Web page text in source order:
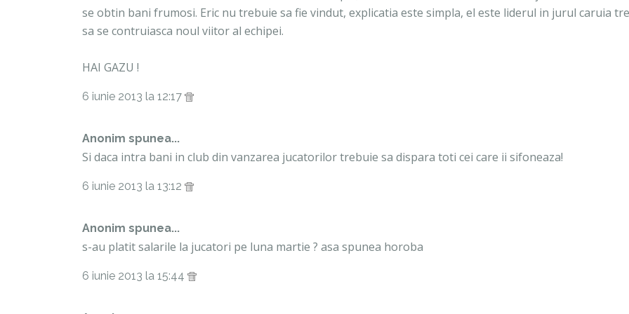
se obtin bani frumosi. Eric nu trebuie sa fie vindut, explicatia este simpla, el este liderul in jurul caruia
sa se contruiasca noul viitor al echipei.
HAI GAZU !
6 iunie 2013 la 12:17
Anonim spunea...
Si daca intra bani in club din vanzarea jucatorilor trebuie sa dispara toti cei care ii sifoneaza!
6 iunie 2013 la 13:12
Anonim spunea...
s-au platit salarile la jucatori pe luna martie ? asa spunea horoba
6 iunie 2013 la 15:44